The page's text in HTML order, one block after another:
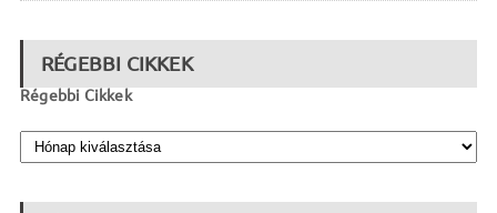
RÉGEBBI CIKKEK
Régebbi Cikkek